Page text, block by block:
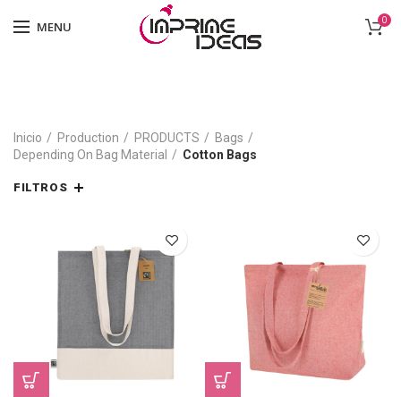
MENU 0
Inicio Production PRODUCTS
Bags
Depending On Bag Material
Cotton Bags
FILTROS